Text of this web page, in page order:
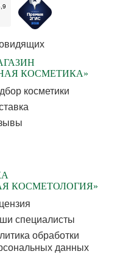
КОСМЕТИКА»
косметики
КОСМЕТОЛОГИЯ»
специалисты
обработки
данных